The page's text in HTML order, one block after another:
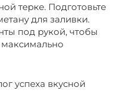
терке. Подготовьте
для заливки.
под рукой, чтобы
успеха вкусной